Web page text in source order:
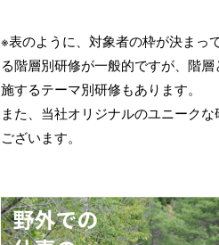
※表のように、対象者の枠が決まっ
る階層別研修が一般的ですが、階
施するテーマ別研修もあります。
また、当社オリジナルのユニーク
ございます。